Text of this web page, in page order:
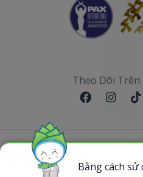
Theo Dõi Trên
Sơ đồ website
Bằng cách